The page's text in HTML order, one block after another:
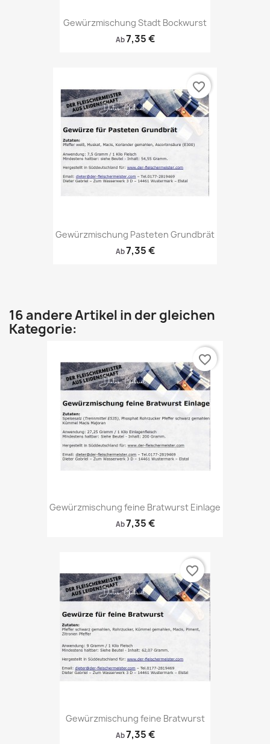
Gewürzmischung Stadt Bockwurst
Ab7,35 €
Gewürzmischung Pasteten Grundbrät
Ab7,35 €
favorite_border
16 andere Artikel in der gleichen
Kategorie:
Gewürzmischung feine Bratwurst Einlage
Ab7,35 €
favorite_border
Gewürzmischung feine Bratwurst
Ab7,35 €
favorite_border